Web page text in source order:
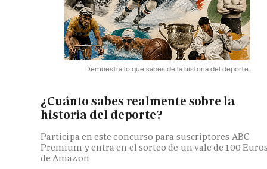
Demuestra lo que sabes de la historia del deporte.
¿Cuánto sabes realmente sobre la
historia del deporte?
Participa en este concurso para suscriptores ABC
Premium y entra en el sorteo de un vale de 100
de Amazon